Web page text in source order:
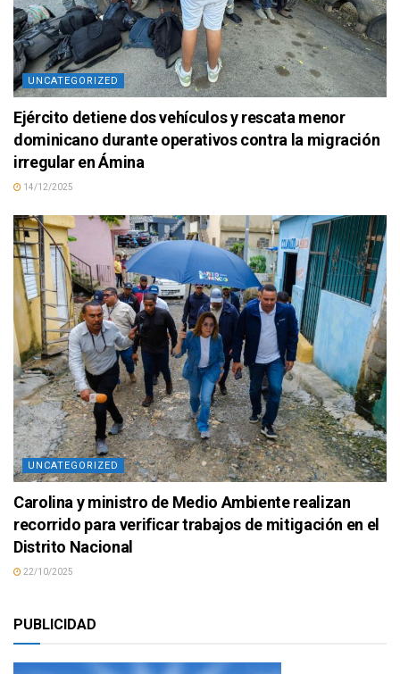
UNCATEGORIZED
Ejército detiene dos vehículos y rescata menor
dominicano durante operativos contra la migración
irregular en Ámina
14/12/2025
UNCATEGORIZED
Carolina y ministro de Medio Ambiente realizan
recorrido para verificar trabajos de mitigación en el
Distrito Nacional
22/10/2025
PUBLICIDAD